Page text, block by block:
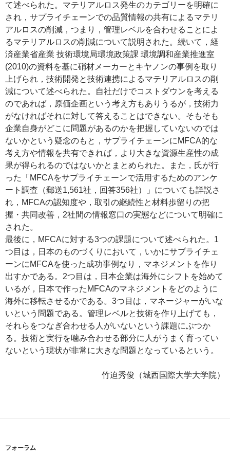
て述べられた。マテリアルロス発生のカテゴリーを明確に
され，サプライチェーンでの品質情報の共有によるマテリ
アルロスの削減，つまり，管理レベルを合わせることによ
るマテリアルロスの削減について説明された。続いて，経
済産業省産業 技術環境局環境政策課 環境調和産業推進室
(2010)の資料を基に硝材メーカーとキヤノンの事例を取り
上げられ，技術開発と技術連携によるマテリアルロスの削
減について述べられた。自社だけでコストダウンを考える
のであれば，原価企画という考え方もありうるが，技術力
がなければそれに対して答えることはできない。そもそも
企業自身がどこに問題があるのかを把握していないのでは
ないかという疑念のもと，サプライチェーンにMFCA的な
考え方や情報を共有できれば，より大きな資源生産性の成
果が得られるのではないかとまとめられた。また，氏が行
った「MFCAをサプライチェーンで活用するためのアンケ
ート調査（郵送1,561社，回答356社）」についても詳説さ
れ，MFCAの認知度や，取引の継続性と材料歩留りの把
握・共同改善，2社間の情報窓口の実態などについて明確に
された。
最後に，MFCAに対する3つの課題について述べられた。1
つ目は，日本のものづくりにおいて，いかにサプライチェ
ーンにMFCAを使った成功事例なり，マネジメントを作り
出すかである。2つ目は，日本企業は海外にシフトを始めて
いるが，日本で作ったMFCAのマネジメントをどのように
海外に移転させるかである。3つ目は，マネージャーがいな
いという問題である。管理レベルと技術を作り上げても，
それらをつなぎ合わせる人がいないという課題にぶつか
る。技術と実行を噛み合わせる部分に人がうまく育ってい
ないという現状が非常に大きな問題となっているという。
竹迫秀俊（城西国際大学大学院）
フォーラム